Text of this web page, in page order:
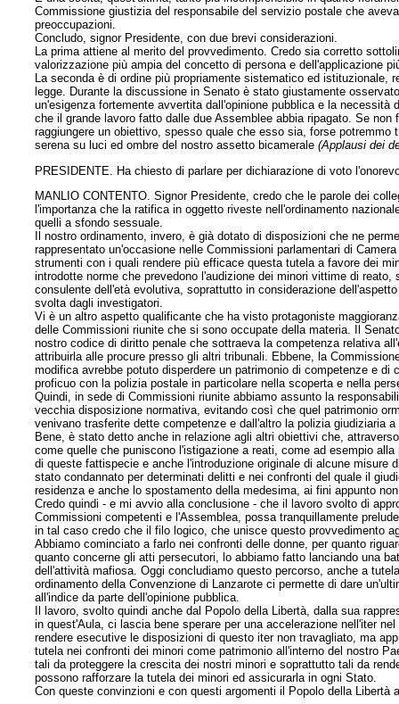
Commissione giustizia del responsabile del servizio postale che
preoccupazioni.
Concludo, signor Presidente, con due brevi considerazioni.
La prima attiene al merito del provvedimento. Credo sia corretto
valorizzazione più ampia del concetto di persona e dell'applicazione
La seconda è di ordine più propriamente sistematico ed
legge. Durante la discussione in Senato è stato giustamente
un'esigenza fortemente avvertita dall'opinione pubblica e la
che il grande lavoro fatto dalle due Assemblee abbia ripagato. Se
raggiungere un obiettivo, spesso quale che esso sia, forse
serena su luci ed ombre del nostro assetto bicamerale(Applausi dei
PRESIDENTE. Ha chiesto di parlare per dichiarazione di voto
MANLIO CONTENTO. Signor Presidente, credo che le parole dei
l'importanza che la ratifica in oggetto riveste nell'ordinamento
quelli a sfondo sessuale.
Il nostro ordinamento, invero, è già dotato di disposizioni che ne
rappresentato un'occasione nelle Commissioni parlamentari di
strumenti con i quali rendere più efficace questa tutela a favore dei
introdotte norme che prevedono l'audizione dei minori vittime di
consulente dell'età evolutiva, soprattutto in considerazione
svolta dagli investigatori.
Vi è un altro aspetto qualificante che ha visto protagoniste
delle Commissioni riunite che si sono occupate della materia. Il
nostro codice di diritto penale che sottraeva la competenza relativa
attribuirla alle procure presso gli altri tribunali. Ebbene, la
modifica avrebbe potuto disperdere un patrimonio di competenze e
proficuo con la polizia postale in particolare nella scoperta e nella
Quindi, in sede di Commissioni riunite abbiamo assunto la
vecchia disposizione normativa, evitando così che quel patrimonio
venivano trasferite dette competenze e dall'altro la polizia giudiziaria
Bene, è stato detto anche in relazione agli altri obiettivi che,
come quelle che puniscono l'istigazione a reati, come ad esempio
di queste fattispecie e anche l'introduzione originale di alcune
stato condannato per determinati delitti e nei confronti del quale il
residenza e anche lo spostamento della medesima, ai fini appunto
Credo quindi - e mi avvio alla conclusione - che il lavoro svolto di
Commissioni competenti e l'Assemblea, possa tranquillamente
in tal caso credo che il filo logico, che unisce questo provvedimento
Abbiamo cominciato a farlo nei confronti delle donne, per quanto
quanto concerne gli atti persecutori, lo abbiamo fatto lanciando una
dell'attività mafiosa. Oggi concludiamo questo percorso, anche a
ordinamento della Convenzione di Lanzarote ci permette di dare
all'indice da parte dell'opinione pubblica.
Il lavoro, svolto quindi anche dal Popolo della Libertà, dalla sua
in quest'Aula, ci lascia bene sperare per una accelerazione nell'iter
rendere esecutive le disposizioni di questo iter non travagliato, ma
tutela nei confronti dei minori come patrimonio all'interno del nostro
tali da proteggere la crescita dei nostri minori e soprattutto tali da
possono rafforzare la tutela dei minori ed assicurarla in ogni Stato.
Con queste convinzioni e con questi argomenti il Popolo della